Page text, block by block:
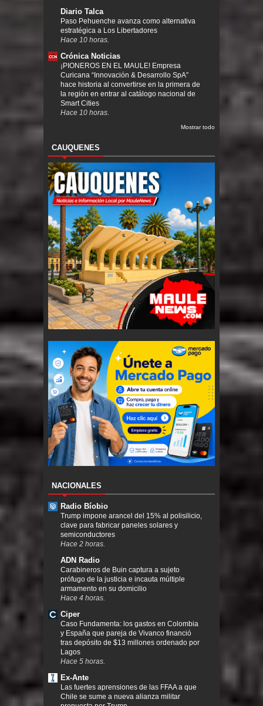
Diario Talca
Paso Pehuenche avanza como alternativa
estratégica a Los Libertadores
Hace 10 horas.
Crónica Noticias
¡PIONEROS EN EL MAULE! Empresa
Curicana “Innovación & Desarrollo SpA”
hace historia al convertirse en la primera de
la región en entrar al catálogo nacional de
Smart Cities
Hace 10 horas.
Mostrar todo
CAUQUENES
NACIONALES
Radio Bíobio
Trump impone arancel del 15% al polisilicio,
clave para fabricar paneles solares y
semiconductores
Hace 2 horas.
ADN Radio
Carabineros de Buin captura a sujeto
prófugo de la justicia e incauta múltiple
armamento en su domicilio
Hace 4 horas.
Ciper
Caso Fundamenta: los gastos en Colombia
y España que pareja de Vivanco financió
tras depósito de $13 millones ordenado por
Lagos
Hace 5 horas.
Ex-Ante
Las fuertes aprensiones de las FFAA a que
Chile se sume a nueva alianza militar